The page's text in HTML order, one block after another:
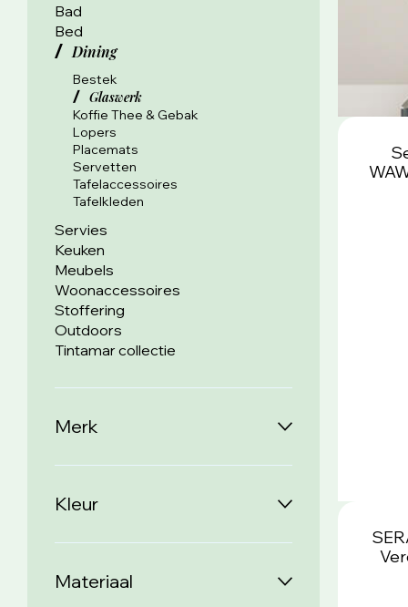
Bad
Bed
Dining
Bestek
Glaswerk
Koffie Thee & Gebak
Lopers
Placemats
Servetten
Tafelaccessoires
Tafelkleden
Servies
Keuken
Meubels
Woonaccessoires
Stoffering
Outdoors
Tintamar collectie
Merk
Kleur
Materiaal